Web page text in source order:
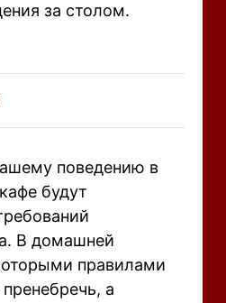
за столом.
поведению в
будут
В домашней
правилами
а